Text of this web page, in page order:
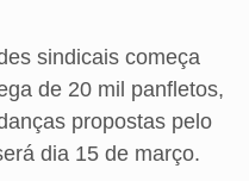
sindicais começa
de 20 mil panfletos,
propostas pelo
dia 15 de março.